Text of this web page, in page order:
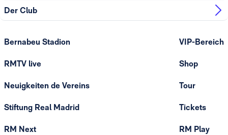
Der Club
Bernabeu Stadion
RMTV live
Neuigkeiten de Vereins
Stiftung Real Madrid
RM Next
VIP-Bereich
Shop
Tour
Tickets
RM Play